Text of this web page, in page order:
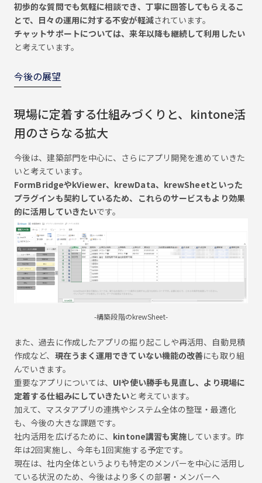
初歩的な質問でも気軽に相談でき、丁寧に回答してもらえるこ
とで、日々の運用に対する不安が軽減されています。
チャットサポートについては、来年以降も継続して利用したい
と考えています。
今後の展望
現場に定着する仕組みづくりと、kintone活
用のさらなる拡大
今後は、建築部門を中心に、さらにアプリ開発を進めていきた
いと考えています。
FormBridgeやkViewer、krewData、krewSheetといった
プラグインも契約しているため、これらのサービスもより効果
的に活用していきたいです。
-構築段階のkrewSheet-
また、過去に作成したアプリの掘り起こしや再活用、自動見積
作成など、 現在うまく運用できていない機能の改善にも取り組
んでいきます。
重要なアプリについては、 UIや使い勝手も見直し、より現場に
定着する仕組みにしていきたいと考えています。
加えて、マスタアプリの連携やシステム全体の整理・最適化
も、今後の大きな課題です。
社内活用を広げるために、 kintone講習も実施しています。昨
年は2回実施し、今年も1回実施する予定です。
現在は、社内全体というよりも特定のメンバーを中心に活用し
ている状況のため、今後はより多くの部署・メンバーへ